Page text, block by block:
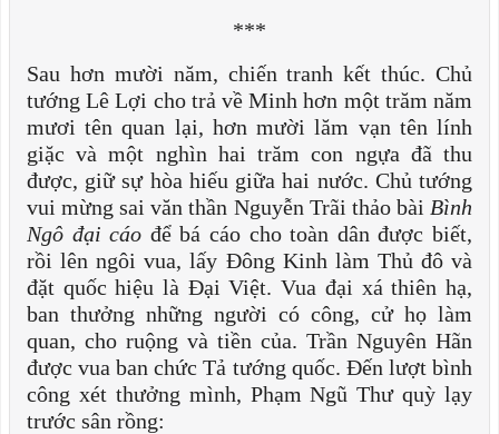
***
Sau hơn mười năm, chiến tranh kết thúc. Chủ
tướng Lê Lợi cho trả về Minh hơn một trăm năm
mươi tên quan lại, hơn mười lăm vạn tên lính
giặc và một nghìn hai trăm con ngựa đã thu
được, giữ sự hòa hiếu giữa hai nước. Chủ tướng
vui mừng sai văn thần Nguyễn Trãi thảo bài Bình
Ngô đại cáo để bá cáo cho toàn dân được biết,
rồi lên ngôi vua, lấy Đông Kinh làm Thủ đô và
đặt quốc hiệu là Đại Việt. Vua đại xá thiên hạ,
ban thưởng những người có công, cử họ làm
quan, cho ruộng và tiền của. Trần Nguyên Hãn
được vua ban chức Tả tướng quốc. Đến lượt bình
công xét thưởng mình, Phạm Ngũ Thư quỳ lạy
trước sân rồng: